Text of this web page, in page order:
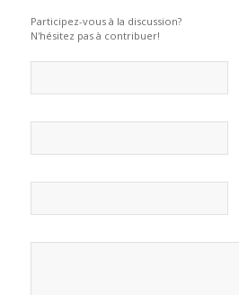
Participez-vous à la discussion?
N'hésitez pas à contribuer!